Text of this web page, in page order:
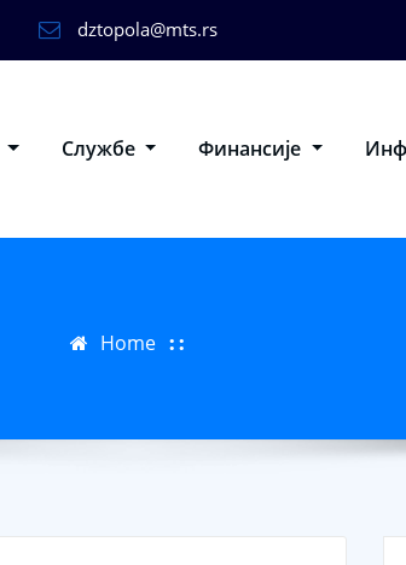
dztopola@mts.rs
Службе Финансије
Home